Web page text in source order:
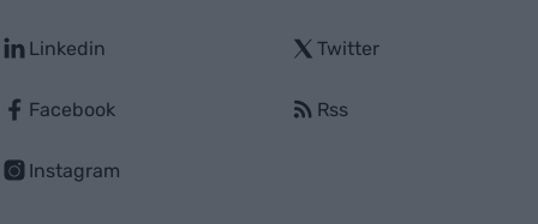
Linkedin
Facebook
Instagram
Twitter
Rss